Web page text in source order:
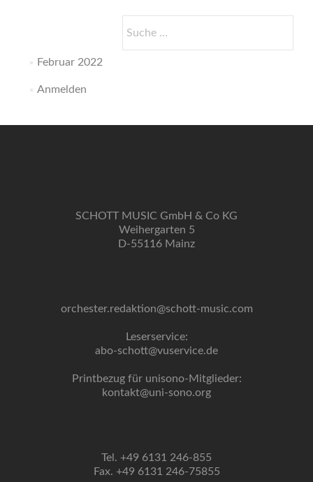
nach:
Februar 2022
Anmelden
SCHOTT MUSIC GmbH & Co KG
Weihergarten 5
D-55116 Mainz
orchester.redaktion@schott-music.com
Leserservice:
abo-schott@vuservice.de
Printbezug für unisono-Mitglieder:
kontakt@uni-sono.org
Tel. +49 6131 246-855
Fax. +49 6131 246-75855